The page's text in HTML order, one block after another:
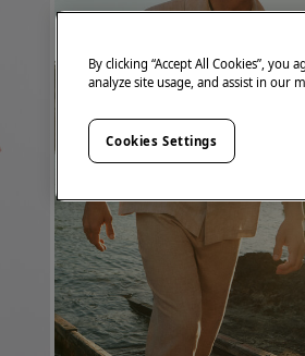
By clicking “Accept All Cookies”,
analyze site usage, and assist in our
Cookies Settings